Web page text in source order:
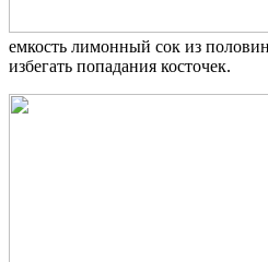
емкость лимонный сок из
избегать попадания косточек.